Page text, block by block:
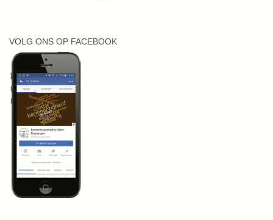
VOLG ONS OP FACEBOOK